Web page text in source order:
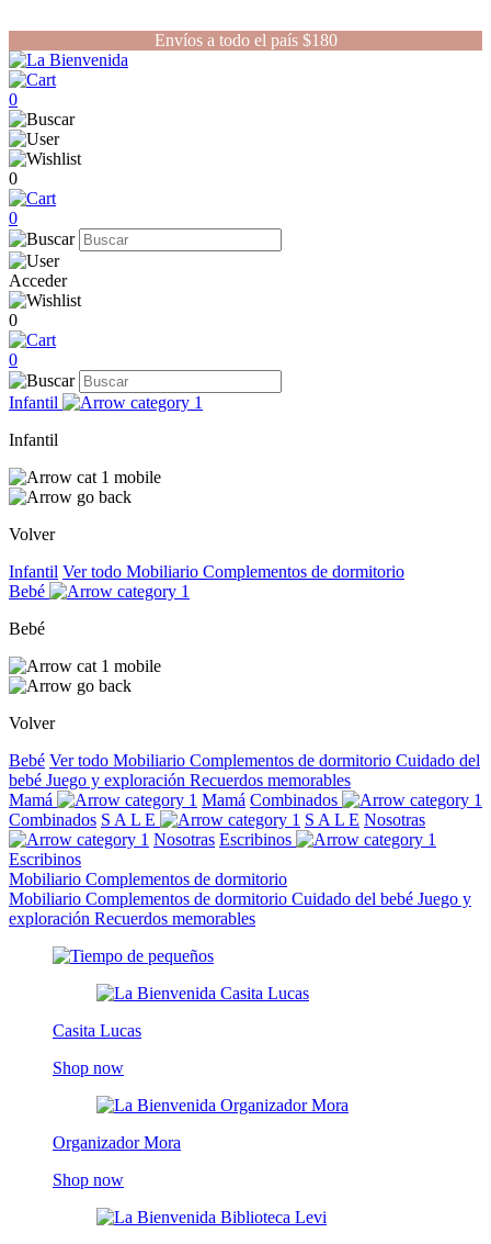
Envíos a todo el país $180
0
0
0
Acceder
0
0
Infantil
Infantil
Volver
Infantil Ver todo Mobiliario Complementos de dormitorio
Bebé
Bebé
Volver
Bebé Ver todo Mobiliario Complementos de dormitorio Cuidado del
bebé Juego y exploración Recuerdos memorables
Mamá
Mamá Combinados
Combinados S A L E S A L E Nosotras
Nosotras Escribinos
Escribinos
Mobiliario Complementos de dormitorio
Mobiliario Complementos de dormitorio Cuidado del bebé Juego y
exploración Recuerdos memorables
Casita Lucas
Shop now
Organizador Mora
Shop now